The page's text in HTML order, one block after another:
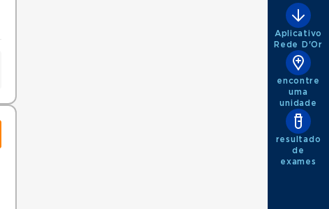
Aplicativo
Rede D'Or
encontre
uma
unidade
resultado
de
exames